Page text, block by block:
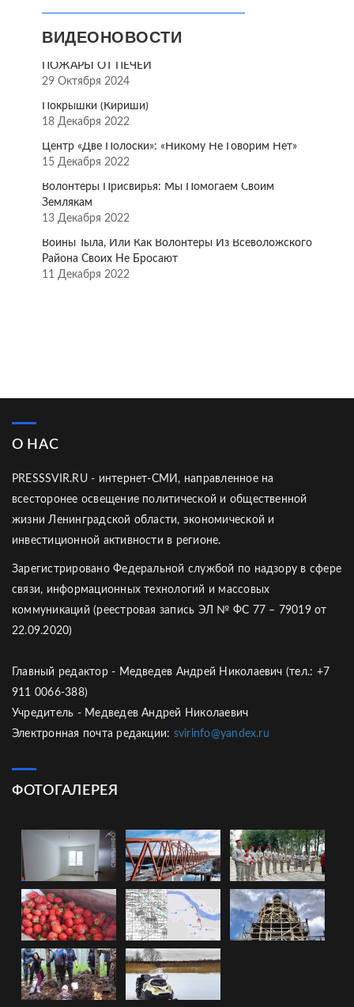
ВИДЕОНОВОСТИ
ПОЖАРЫ ОТ ПЕЧЕЙ
29 Октября 2024
Покрышки (Кириши)
18 Декабря 2022
Центр «Две Полоски»: «Никому Не Говорим Нет»
15 Декабря 2022
Волонтёры Присвирья: Мы Помогаем Своим
Землякам
13 Декабря 2022
Воины Тыла, Или Как Волонтёры Из Всеволожского
Района Своих Не Бросают
11 Декабря 2022
О НАС
PRESSSVIR.RU - интернет-СМИ, направленное на
всесторонее освещение политической и общественной
жизни Ленинградской области, экономической и
инвестиционной активности в регионе.
Зарегистрировано Федеральной службой по надзору в сфере
связи, информационных технологий и массовых
коммуникаций (реестровая запись ЭЛ № ФС 77 – 79019 от
22.09.2020)
Главный редактор - Медведев Андрей Николаевич (тел.: +7
911 0066-388)
Учредитель - Медведев Андрей Николаевич
Электронная почта редакции: svirinfo@yandex.ru
ФОТОГАЛЕРЕЯ